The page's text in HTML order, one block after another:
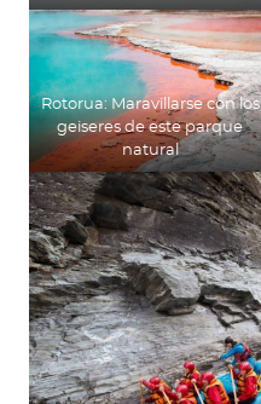
Rotorua: Maravillarse con los
geiseres de este parque
natural